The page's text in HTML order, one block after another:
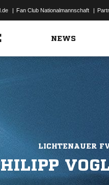
| Fan Club Nationalmannschaft |
NEWS
LICHTENAUER